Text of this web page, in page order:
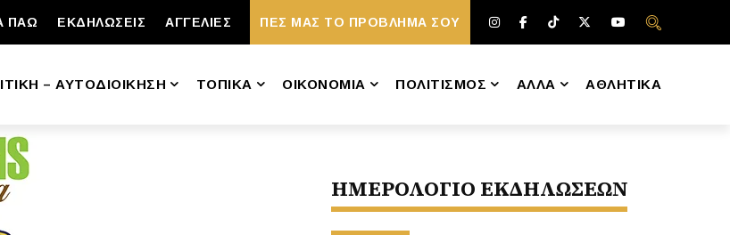
ΠΑΩ ΕΚΔΗΛΩΣΕΙΣ ΑΓΓΕΛΙΕΣ ΠΕΣ ΜΑΣ ΤΟ ΠΡΟΒΛΗΜΑ ΣΟΥ
– ΑΥΤΟΔΙΟΙΚΗΣΗ ΤΟΠΙΚΑ ΟΙΚΟΝΟΜΙΑ ΠΟΛΙΤΙΣΜΟΣ ΑΛΛΑ ΑΘΛΗΤΙΚΑ
ΗΜΕΡΟΛΟΓΙΟ ΕΚΔΗΛΩΣΕΩΝ